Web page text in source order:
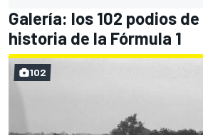
Galería: los 102 podios
historia de la Fórmula 1
102